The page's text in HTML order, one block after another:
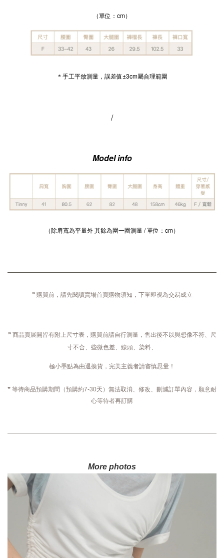
（單位：cm）
＊手工平放測量，誤差值±3cm屬合理範圍
/
Model info
（除肩寬為平量外 其餘為圍一圈測量 / 單位：cm）
❞ 購買前，請先閱讀賣場首頁購物須知，下單即視為交易成立
❞ 商品頁展開皆有附上尺寸表，購買前請自行測量，售出後不以與想像不符、尺
寸不合、些微色差、線頭、染料、
極小墨點為由退換貨，完美主義者請審慎思量！
❞ 等待商品預購期間（預購約7-30天）無法取消、修改、刪減訂單內容，願意耐
心等待者再訂購
More photos